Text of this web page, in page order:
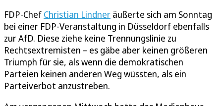
FDP-Chef Christian Lindner äußerte sich am Sonntag
bei einer FDP-Veranstaltung in Düsseldorf ebenfalls
zur AfD. Diese ziehe keine Trennungslinie zu
Rechtsextremisten – es gäbe aber keinen größeren
Triumph für sie, als wenn die demokratischen
Parteien keinen anderen Weg wüssten, als ein
Parteiverbot anzustreben.